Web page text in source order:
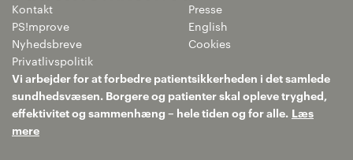
Kontakt
Presse
PS!mprove
English
Nyhedsbreve
Cookies
Privatlivspolitik
Vi arbejder for at forbedre patientsikkerheden i det samlede
sundhedsvæsen. Borgere og patienter skal opleve tryghed,
effektivitet og sammenhæng – hele tiden og for alle. Læs
mere